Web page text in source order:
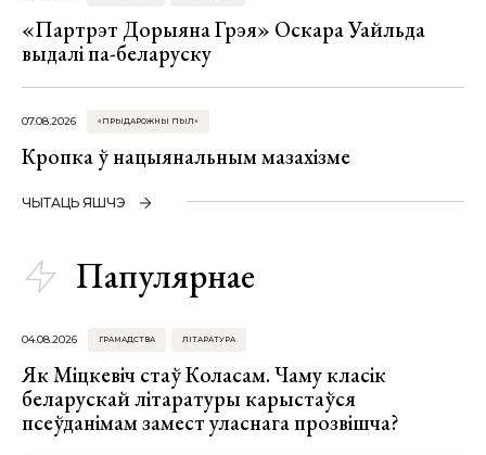
«Партрэт Дорыяна Грэя» Оскара Уайльда
выдалі па-беларуску
07.08.2026 «ПРЫДАРОЖНЫ ПЫЛ»
Кропка ў нацыянальным мазахізме
ЧЫТАЦЬ ЯШЧЭ
Папулярнае
04.08.2026 ГРАМАДСТВА ЛІТАРАТУРА
Як Міцкевіч стаў Коласам. Чаму класік
беларускай літаратуры карыстаўся
псеўданімам замест уласнага прозвішча?